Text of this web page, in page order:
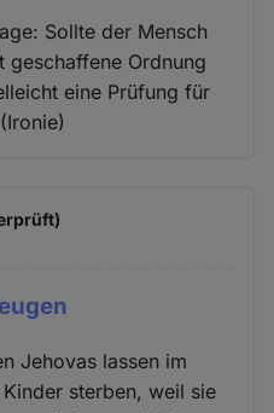
Sollte der Mensch
geschaffene Ordnung
eine Prüfung für
Jehovas lassen im
sterben, weil sie